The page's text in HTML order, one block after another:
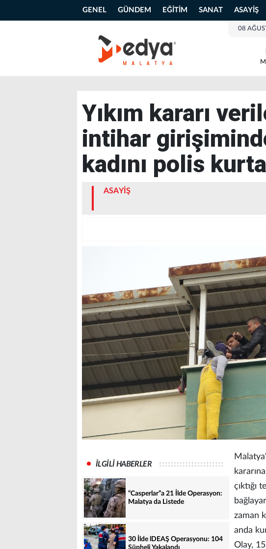
GENEL GÜNDEM EĞİTİM SANAT ASAYİŞ
08
Yıkım kararı
intihar
kadını polis
ASAYİŞ
İLGİLİ HABERLER
“Casperlar”a 21 İlde Operasyon:
Malatya da Listede
30 İlde lDEAŞ Operasyonu: 104
Şüpheli Yakalandı
çıktığı
zaman
anda
Olay,